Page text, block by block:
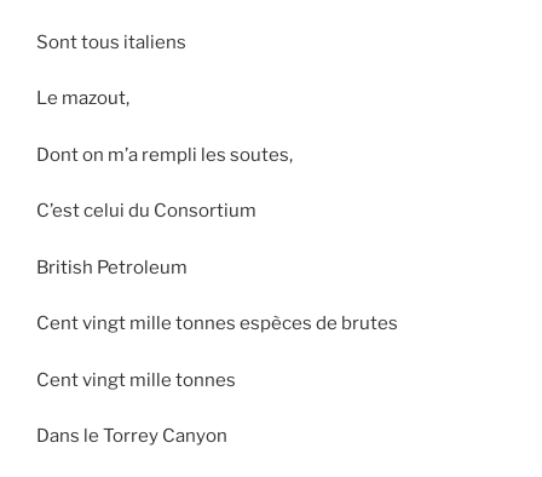
Sont tous italiens
Le mazout,
Dont on m’a rempli les soutes,
C’est celui du Consortium
British Petroleum
Cent vingt mille tonnes espèces de brutes
Cent vingt mille tonnes
Dans le Torrey Canyon